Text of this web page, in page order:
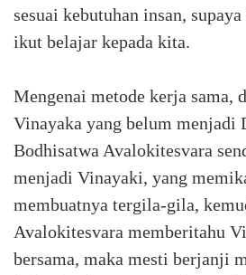
sesuai kebutuhan insan,
ikut belajar kepada kita.
Mengenai metode kerja sama,
Vinayaka yang belum menjadi
Bodhisatwa Avalokitesvara
menjadi Vinayaki, yang
membuatnya tergila-gila,
Avalokitesvara memberitahu
bersama, maka mesti berjanji